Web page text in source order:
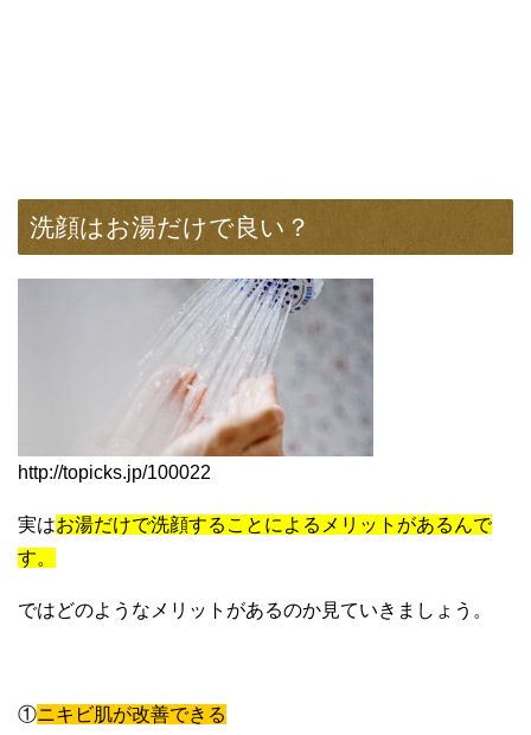
洗顔はお湯だけで良い？
http://topicks.jp/100022
実はお湯だけで洗顔することによるメリットがあるんで
す。
ではどのようなメリットがあるのか見ていきましょう。
①ニキビ肌が改善できる